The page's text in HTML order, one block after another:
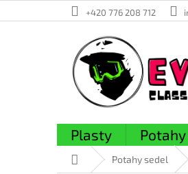
na
+420 776 208 712
Plasty
Domů Potahy sedel